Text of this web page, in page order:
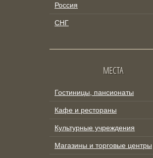
Россия
СНГ
МЕСТА
Гостиницы, пансионаты
Кафе и рестораны
Культурные учреждения
Магазины и торговые центры